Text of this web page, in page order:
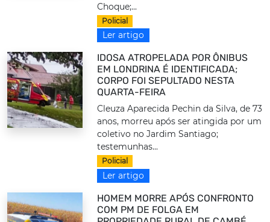
Choque;...
Policial
Ler artigo
IDOSA ATROPELADA POR ÔNIBUS
EM LONDRINA É IDENTIFICADA;
CORPO FOI SEPULTADO NESTA
QUARTA-FEIRA
Cleuza Aparecida Pechin da Silva, de 73
anos, morreu após ser atingida por um
coletivo no Jardim Santiago;
testemunhas...
Policial
Ler artigo
HOMEM MORRE APÓS CONFRONTO
COM PM DE FOLGA EM